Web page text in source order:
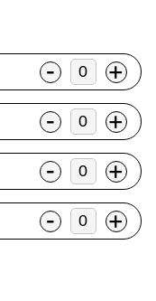
- +
- +
- +
- +